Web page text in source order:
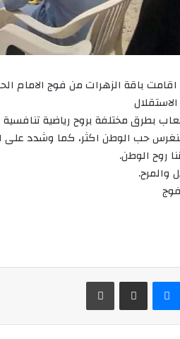
باقة الزهرات من فوج الامام
بطرق مختلفة بروح رياضية
لنغرس حب الوطن اكثر، كما وشدد
روح الوطن.
والمرح.
ماسنجر مشاركة عبر البريد طباعة